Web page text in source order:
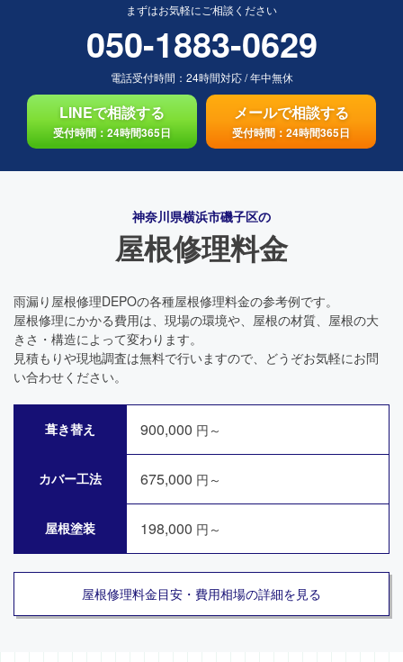
まずはお気軽にご相談ください
050-1883-0629
電話受付時間： 24時間対応/年中無休
LINEで相談する
受付時間：24時間365日
メールで相談する
受付時間：24時間365日
神奈川県横浜市磯子区の
屋根修理料金
雨漏り屋根修理DEPOの各種屋根修理料金の参考例です。
屋根修理にかかる費用は、現場の環境や、屋根の材質、屋根の大
きさ・構造によって変わります。
見積もりや現地調査は無料で行いますので、どうぞお気軽にお問
い合わせください。
葺き替え 900,000 円～
カバー工法 675,000 円～
屋根塗装 198,000 円～
屋根修理料金目安・費用相場の詳細を見る